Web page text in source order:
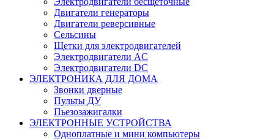
Двигатели генераторы
Двигатели реверсивные
Сельсины
Щетки для электродвигателей
Электродвигатели AC
Электродвигатели DC
ЭЛЕКТРОНИКА ДЛЯ ДОМА
Звонки дверные
Пульты ДУ
Пьезозажигалки
ЭЛЕКТРОННЫЕ УСТРОЙСТВА
Одноплатные и мини компьютеры